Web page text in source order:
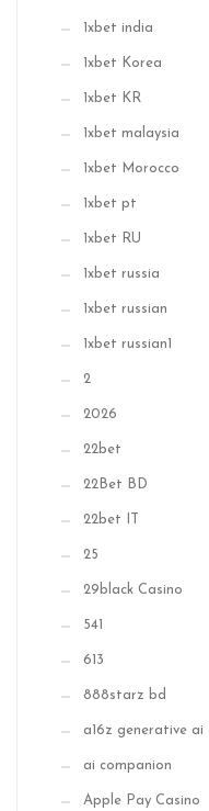
1xbet india
1xbet Korea
1xbet KR
1xbet malaysia
1xbet Morocco
1xbet pt
1xbet RU
1xbet russia
1xbet russian
1xbet russian1
2
2026
22bet
22Bet BD
22bet IT
25
29black Casino
541
613
888starz bd
a16z generative ai
ai companion
Apple Pay Casino